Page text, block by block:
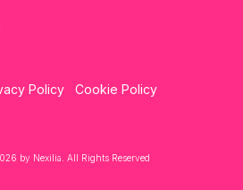
Policy
Cookie Policy
by Nexilia. All Rights Reserved